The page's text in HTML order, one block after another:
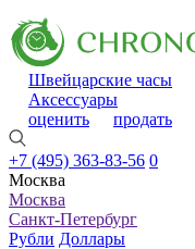
Швейцарские часы
Аксессуары
оценить
продать
+7 (495) 363-83-56 0
Москва
Москва
Санкт-Петербург
Рубли Доллары